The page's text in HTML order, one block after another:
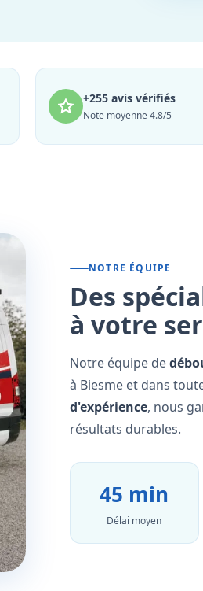
+255 avis vérifiés
Note moyenne 4.8/5
NOTRE ÉQUIPE
Des
à votre
Notre équipe de
à Biesme et dans
d'expérience, nous
résultats durables.
45 min
Délai moyen